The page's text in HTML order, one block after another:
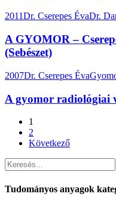
2011Dr. Cserepes ÉvaDr.
A GYOMOR –
(Sebészet)
2007Dr. Cserepes Éva
A gyomor radiológiai
1
2
Következő
Tudományos anyagok